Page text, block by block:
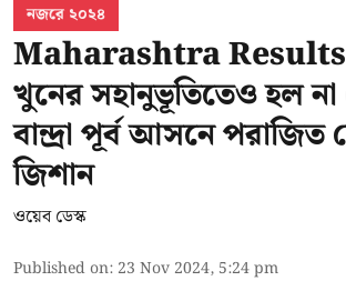
নজরে ২০২৪
Maharashtra Results:
খুনের সহানুভূতিতেও হল না
বান্দ্রা পূর্ব আসনে পরাজিত
জিশান
ওয়েব ডেস্ক
Published on: 23 Nov 2024, 5:24 pm